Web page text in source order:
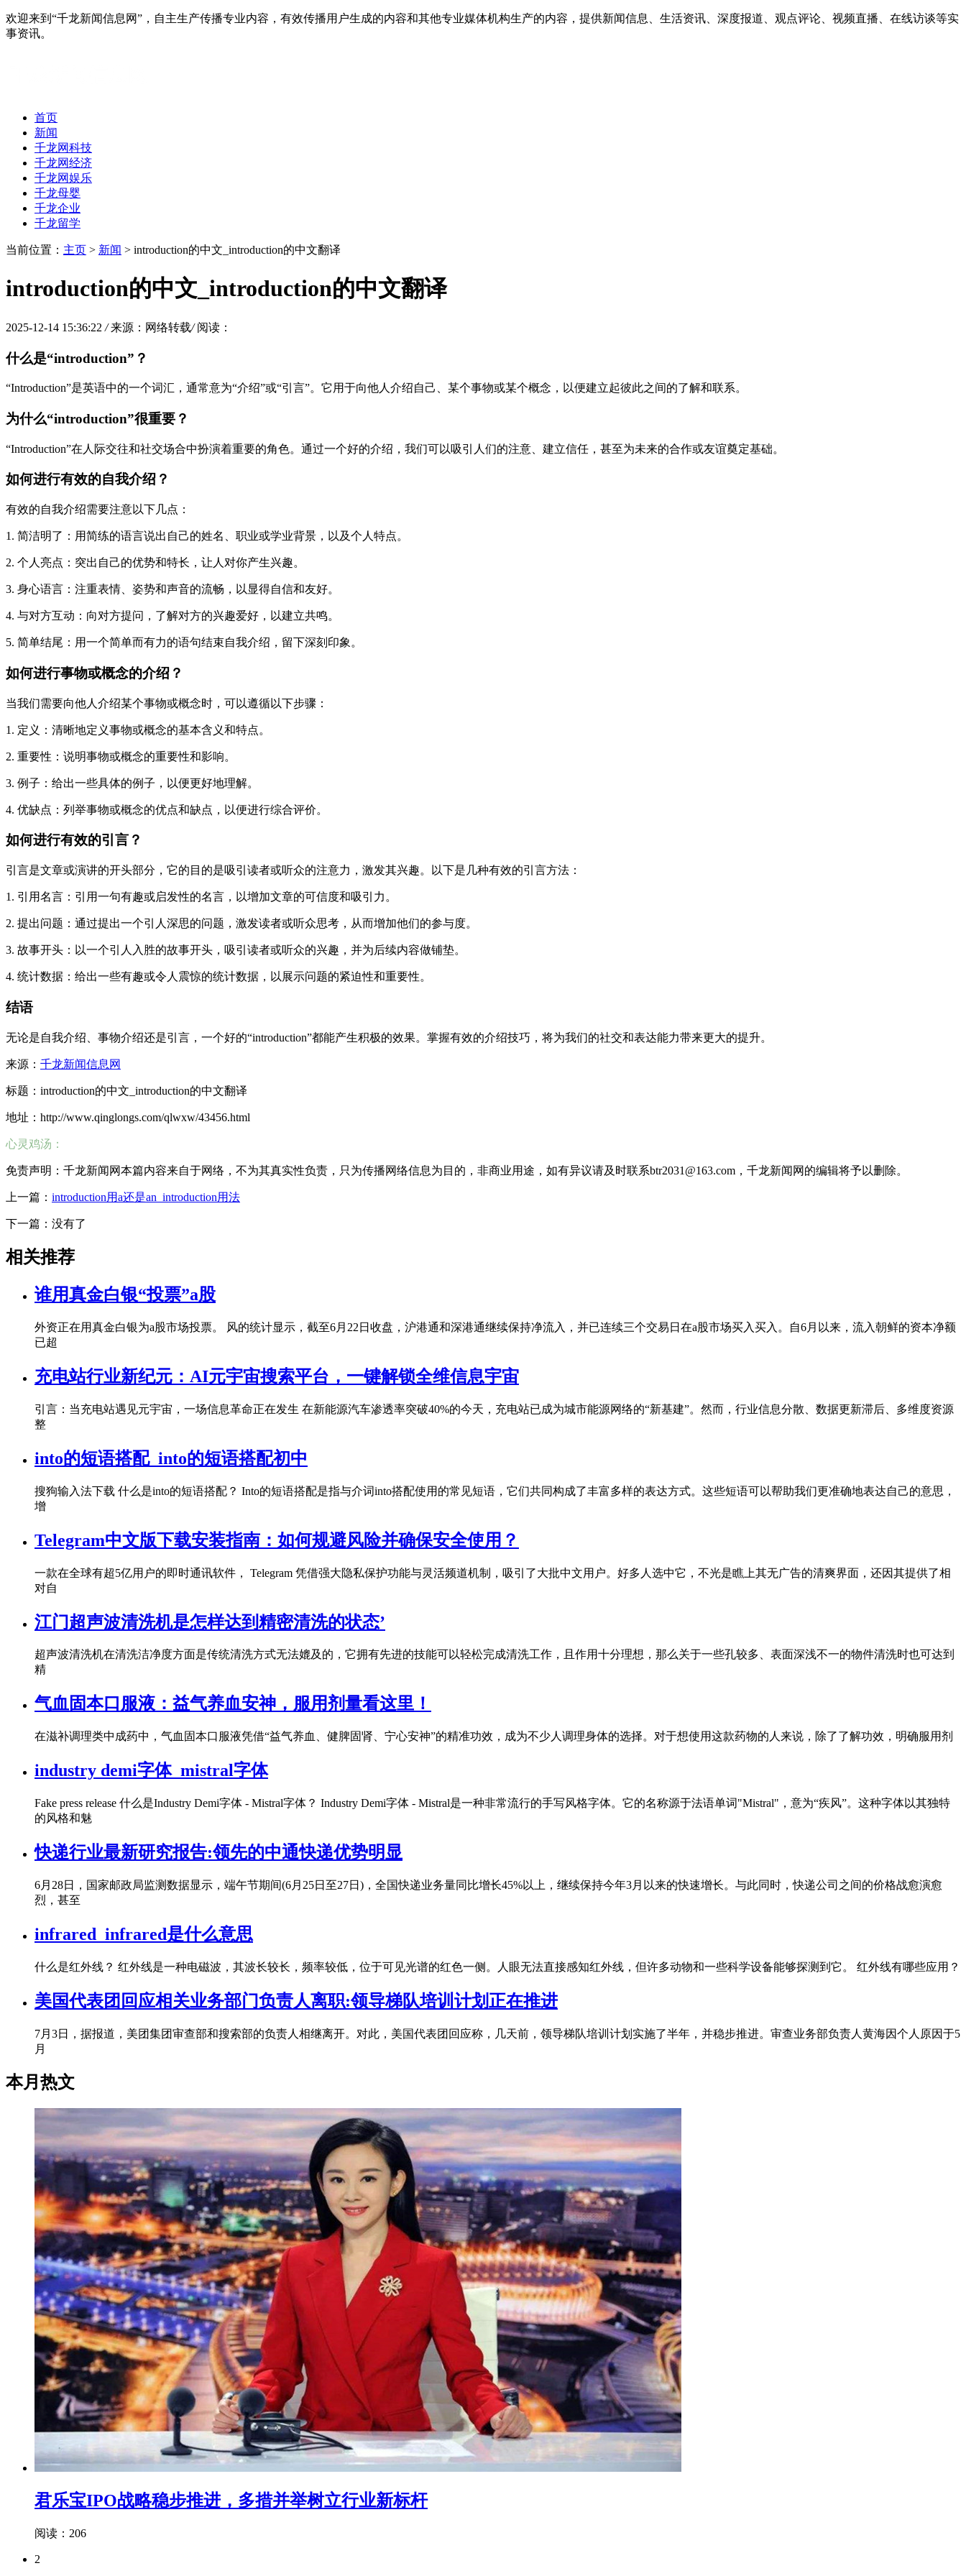
欢迎来到“千龙新闻信息网”，自主生产传播专业内容，有效传播用户生成的内容和其他专业媒体机构生产的内容，提供新闻信息、生活资讯、深度报道、观点评论、视频直播、在线访谈等实
事资讯。
首页
新闻
千龙网科技
千龙网经济
千龙网娱乐
千龙母婴
千龙企业
千龙留学
当前位置： 主页 > 新闻 > introduction的中文_introduction的中文翻译
introduction的中文_introduction的中文翻译
2025-12-14 15:36:22 / 来源：网络转载/ 阅读：
什么是“introduction”？
“Introduction”是英语中的一个词汇，通常意为“介绍”或“引言”。它用于向他人介绍自己、某个事物或某个概念，以便建立起彼此之间的了解和联系。
为什么“introduction”很重要？
“Introduction”在人际交往和社交场合中扮演着重要的角色。通过一个好的介绍，我们可以吸引人们的注意、建立信任，甚至为未来的合作或友谊奠定基础。
如何进行有效的自我介绍？
有效的自我介绍需要注意以下几点：
1. 简洁明了：用简练的语言说出自己的姓名、职业或学业背景，以及个人特点。
2. 个人亮点：突出自己的优势和特长，让人对你产生兴趣。
3. 身心语言：注重表情、姿势和声音的流畅，以显得自信和友好。
4. 与对方互动：向对方提问，了解对方的兴趣爱好，以建立共鸣。
5. 简单结尾：用一个简单而有力的语句结束自我介绍，留下深刻印象。
如何进行事物或概念的介绍？
当我们需要向他人介绍某个事物或概念时，可以遵循以下步骤：
1. 定义：清晰地定义事物或概念的基本含义和特点。
2. 重要性：说明事物或概念的重要性和影响。
3. 例子：给出一些具体的例子，以便更好地理解。
4. 优缺点：列举事物或概念的优点和缺点，以便进行综合评价。
如何进行有效的引言？
引言是文章或演讲的开头部分，它的目的是吸引读者或听众的注意力，激发其兴趣。以下是几种有效的引言方法：
1. 引用名言：引用一句有趣或启发性的名言，以增加文章的可信度和吸引力。
2. 提出问题：通过提出一个引人深思的问题，激发读者或听众思考，从而增加他们的参与度。
3. 故事开头：以一个引人入胜的故事开头，吸引读者或听众的兴趣，并为后续内容做铺垫。
4. 统计数据：给出一些有趣或令人震惊的统计数据，以展示问题的紧迫性和重要性。
结语
无论是自我介绍、事物介绍还是引言，一个好的“introduction”都能产生积极的效果。掌握有效的介绍技巧，将为我们的社交和表达能力带来更大的提升。
来源： 千龙新闻信息网
标题：introduction的中文_introduction的中文翻译
地址：http://www.qinglongs.com/qlwxw/43456.html
心灵鸡汤：
免责声明：千龙新闻网本篇内容来自于网络，不为其真实性负责，只为传播网络信息为目的，非商业用途，如有异议请及时联系btr2031@163.com，千龙新闻网的编辑将予以删除。
上一篇： introduction用a还是an_introduction用法
下一篇：没有了
相关推荐
谁用真金白银“投票”a股
外资正在用真金白银为a股市场投票。 风的统计显示，截至6月22日收盘，沪港通和深港通继续保持净流入，并已连续三个交易日在a股市场买入买入。自6月以来，流入朝鲜的资本净额
已超
充电站行业新纪元：AI元宇宙搜索平台，一键解锁全维信息宇宙
引言：当充电站遇见元宇宙，一场信息革命正在发生 在新能源汽车渗透率突破40%的今天，充电站已成为城市能源网络的“新基建”。然而，行业信息分散、数据更新滞后、多维度资源
整
into的短语搭配_into的短语搭配初中
搜狗输入法下载 什么是into的短语搭配？ Into的短语搭配是指与介词into搭配使用的常见短语，它们共同构成了丰富多样的表达方式。这些短语可以帮助我们更准确地表达自己的意思，
增
Telegram中文版下载安装指南：如何规避风险并确保安全使用？
一款在全球有超5亿用户的即时通讯软件， Telegram 凭借强大隐私保护功能与灵活频道机制，吸引了大批中文用户。好多人选中它，不光是瞧上其无广告的清爽界面，还因其提供了相
对自
江门超声波清洗机是怎样达到精密清洗的状态’
超声波清洗机在清洗洁净度方面是传统清洗方式无法媲及的，它拥有先进的技能可以轻松完成清洗工作，且作用十分理想，那么关于一些孔较多、表面深浅不一的物件清洗时也可达到
精
气血固本口服液：益气养血安神，服用剂量看这里！
在滋补调理类中成药中，气血固本口服液凭借“益气养血、健脾固肾、宁心安神”的精准功效，成为不少人调理身体的选择。对于想使用这款药物的人来说，除了了解功效，明确服用剂
industry demi字体_mistral字体
Fake press release 什么是Industry Demi字体 - Mistral字体？ Industry Demi字体 - Mistral是一种非常流行的手写风格字体。它的名称源于法语单词"Mistral"，意为“疾风”。这种字体以其独特
的风格和魅
快递行业最新研究报告:领先的中通快递优势明显
6月28日，国家邮政局监测数据显示，端午节期间(6月25日至27日)，全国快递业务量同比增长45%以上，继续保持今年3月以来的快速增长。与此同时，快递公司之间的价格战愈演愈
烈，甚至
infrared_infrared是什么意思
什么是红外线？ 红外线是一种电磁波，其波长较长，频率较低，位于可见光谱的红色一侧。人眼无法直接感知红外线，但许多动物和一些科学设备能够探测到它。 红外线有哪些应用？
美国代表团回应相关业务部门负责人离职:领导梯队培训计划正在推进
7月3日，据报道，美团集团审查部和搜索部的负责人相继离开。对此，美国代表团回应称，几天前，领导梯队培训计划实施了半年，并稳步推进。审查业务部负责人黄海因个人原因于5
月
本月热文
君乐宝IPO战略稳步推进，多措并举树立行业新标杆
阅读：206
2